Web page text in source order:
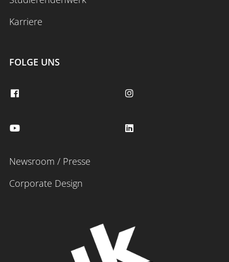
Karriere
FOLGE UNS
Newsroom / Presse
Corporate Design